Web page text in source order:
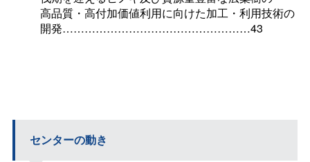
高品質・高付加価値利用に向けた加工・利用技術の
開発……………………………………………43
センターの動き